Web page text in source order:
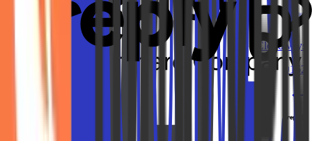
Cloudways
₪162